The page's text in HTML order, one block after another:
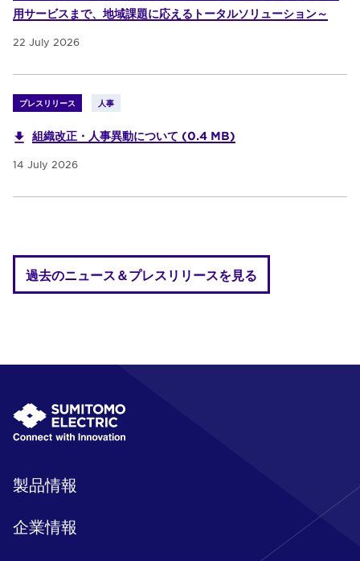
用サービスまで、地域課題に応えるトータルソリューション～
22 July 2026
プレスリリース 人事
組織改正・人事異動について (0.4 MB)
14 July 2026
過去のニュース＆プレスリリースを見る
製品情報
企業情報